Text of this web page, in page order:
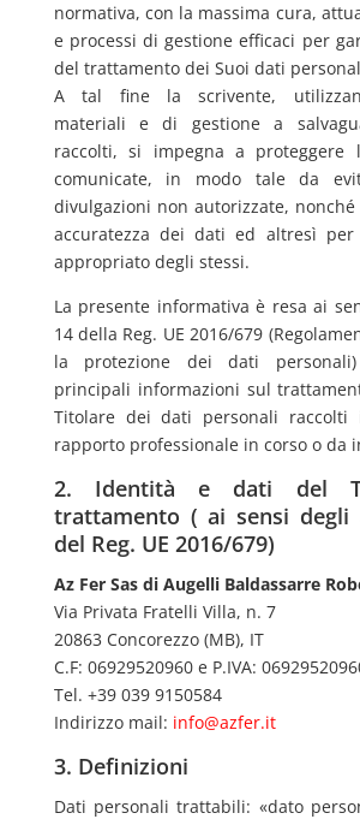
normativa, con la massima cura,
e processi di gestione efficaci per
del trattamento dei Suoi dati
A tal fine la scrivente,
materiali e di gestione a
raccolti, si impegna a proteggere
comunicate, in modo tale da
divulgazioni non autorizzate,
accuratezza dei dati ed altresì per
appropriato degli stessi.
La presente informativa è resa ai
14 della Reg. UE 2016/679
la protezione dei dati
principali informazioni sul
Titolare dei dati personali raccolti
rapporto professionale in corso o da
2. Identità e dati del
trattamento ( ai sensi
del Reg. UE 2016/679)
Az Fer Sas di Augelli Baldassarre
Via Privata Fratelli Villa, n. 7
20863 Concorezzo (MB), IT
C.F: 06929520960 e P.IVA:
Tel. +39 039 9150584
Indirizzo mail: info@azfer.it
3. Definizioni
Dati personali trattabili: «dato